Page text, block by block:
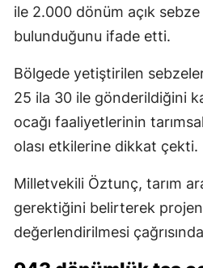
ile 2.000 dönüm açık sebze
bulunduğunu ifade etti.
Bölgede yetiştirilen
25 ila 30 ile gönderildiğini
ocağı faaliyetlerinin
olası etkilerine dikkat çekti.
Milletvekili Öztunç, tarım
gerektiğini belirterek
değerlendirilmesi